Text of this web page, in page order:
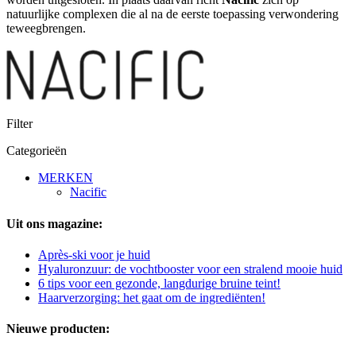
natuurlijke complexen die al na de eerste toepassing verwondering
teweegbrengen.
Filter
Categorieën
MERKEN
Nacific
Uit ons magazine:
Après-ski voor je huid
Hyaluronzuur: de vochtbooster voor een stralend mooie huid
6 tips voor een gezonde, langdurige bruine teint!
Haarverzorging: het gaat om de ingrediënten!
Nieuwe producten: